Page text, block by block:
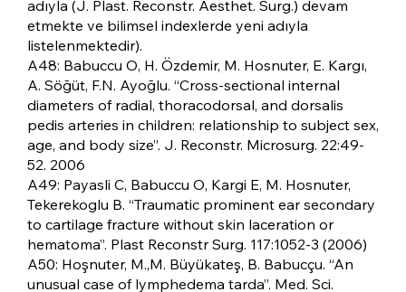
adıyla (J. Plast. Reconstr. Aesthet. Surg.) devam
etmekte ve bilimsel indexlerde yeni adıyla
listelenmektedir).
A48: Babuccu O, H. Özdemir, M. Hosnuter, E. Kargı,
A. Söğüt, F.N. Ayoğlu. “Cross-sectional internal
diameters of radial, thoracodorsal, and dorsalis
pedis arteries in children: relationship to subject sex,
age, and body size”. J. Reconstr. Microsurg. 22:49-
52. 2006
A49: Payasli C, Babuccu O, Kargi E, M. Hosnuter,
Tekerekoglu B. “Traumatic prominent ear secondary
to cartilage fracture without skin laceration or
hematoma”. Plast Reconstr Surg. 117:1052-3 (2006)
A50: Hoşnuter, M.,M. Büyükateş, B. Babucçu. “An
unusual case of lymphedema tarda”. Med. Sci.